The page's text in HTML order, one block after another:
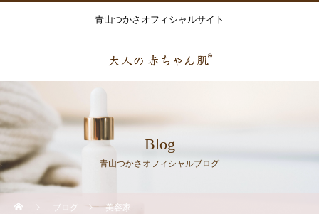
青山つかさオフィシャルサイト
Blog
青山つかさオフィシャルブログ
ブログ 美容家